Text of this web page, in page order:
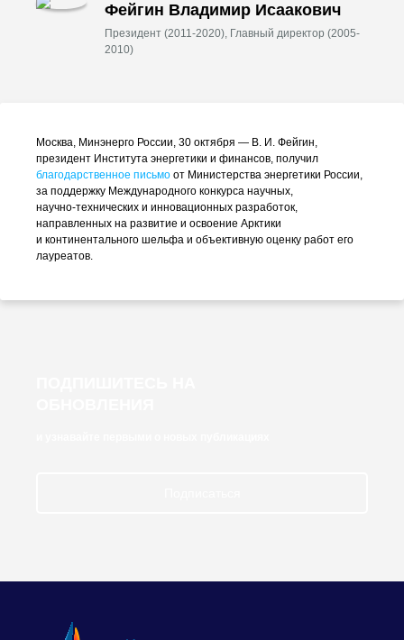
Фейгин Владимир Исаакович
Президент (2011-2020), Главный директор (2005-
2010)
Москва, Минэнерго России, 30 октября — В. И. Фейгин,
президент Института энергетики и финансов, получил
благодарственное письмо от Министерства энергетики России,
за поддержку Международного конкурса научных,
научно-технических и инновационных разработок,
направленных на развитие и освоение Арктики
и континентального шельфа и объективную оценку работ его
лауреатов.